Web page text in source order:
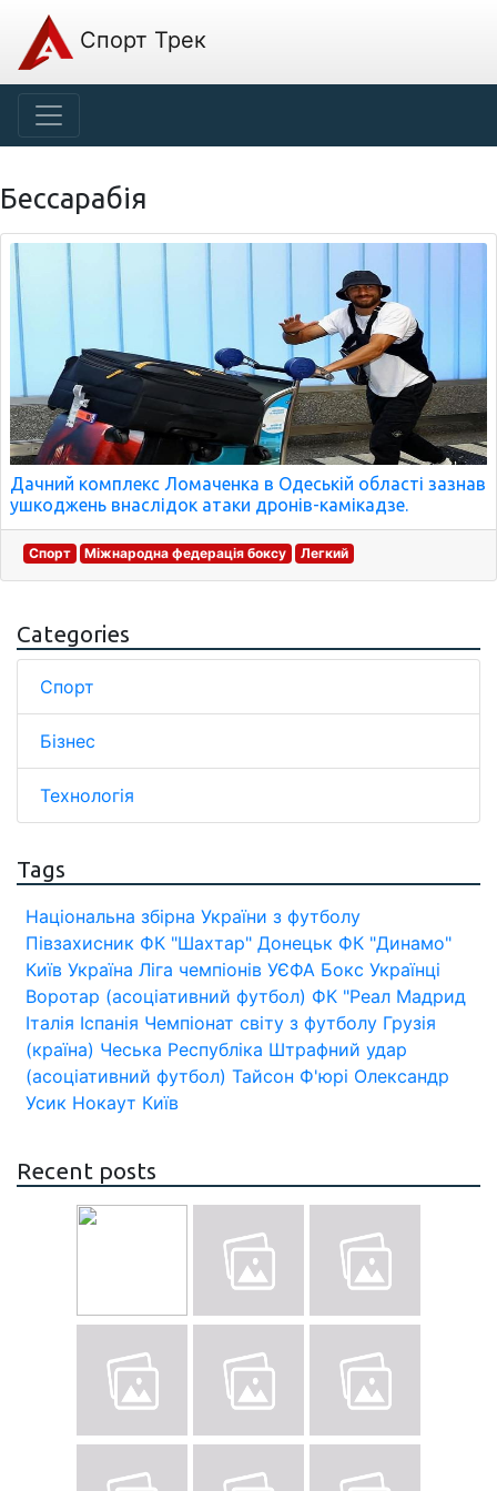
Спорт Трек
Бессарабія
Дачний комплекс Ломаченка в Одеській області зазнав
ушкоджень внаслідок атаки дронів-камікадзе.
Спорт Міжнародна федерація боксу Легкий
Categories
Спорт
Бізнес
Технологія
Tags
Національна збірна України з футболу
Півзахисник ФК "Шахтар" Донецьк ФК "Динамо"
Київ Україна Ліга чемпіонів УЄФА Бокс Українці
Воротар (асоціативний футбол) ФК "Реал Мадрид
Італія Іспанія Чемпіонат світу з футболу Грузія
(країна) Чеська Республіка Штрафний удар
(асоціативний футбол) Тайсон Ф'юрі Олександр
Усик Нокаут Київ
Recent posts